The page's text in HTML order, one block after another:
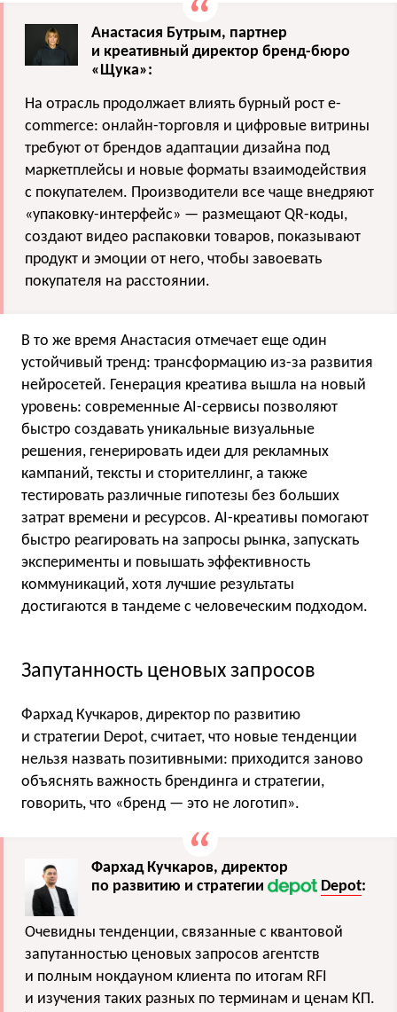
Анастасия Бутрым, партнер
и креативный директор бренд-бюро
«Щука»:
На отрасль продолжает влиять бурный рост e-
commerce: онлайн-торговля и цифровые витрины
требуют от брендов адаптации дизайна под
маркетплейсы и новые форматы взаимодействия
с покупателем. Производители все чаще внедряют
«упаковку-интерфейс» — размещают QR-коды,
создают видео распаковки товаров, показывают
продукт и эмоции от него, чтобы завоевать
покупателя на расстоянии.
В то же время Анастасия отмечает еще один
устойчивый тренд: трансформацию из-за развития
нейросетей. Генерация креатива вышла на новый
уровень: современные AI-сервисы позволяют
быстро создавать уникальные визуальные
решения, генерировать идеи для рекламных
кампаний, тексты и сторителлинг, а также
тестировать различные гипотезы без больших
затрат времени и ресурсов. AI-креативы помогают
быстро реагировать на запросы рынка, запускать
эксперименты и повышать эффективность
коммуникаций, хотя лучшие результаты
достигаются в тандеме с человеческим подходом.
Запутанность ценовых запросов
Фархад Кучкаров, директор по развитию
и стратегии Depot, считает, что новые тенденции
нельзя назвать позитивными: приходится заново
объяснять важность брендинга и стратегии,
говорить, что «бренд — это не логотип».
Фархад Кучкаров, директор
по развитию и стратегии
Depot:
Очевидны тенденции, связанные с квантовой
запутанностью ценовых запросов агентств
и полным нокдауном клиента по итогам RFI
и изучения таких разных по терминам и ценам КП.